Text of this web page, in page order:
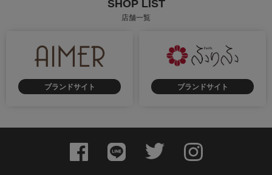
SHOP LIST
店舗一覧
ブランドサイト ブランドサイト